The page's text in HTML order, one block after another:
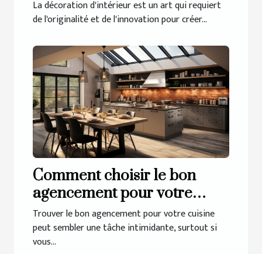
unique
La décoration d'intérieur est un art qui requiert
de l'originalité et de l'innovation pour créer...
Comment choisir le bon
agencement pour votre
cuisine à Guérande
Trouver le bon agencement pour votre cuisine
peut sembler une tâche intimidante, surtout si
vous...